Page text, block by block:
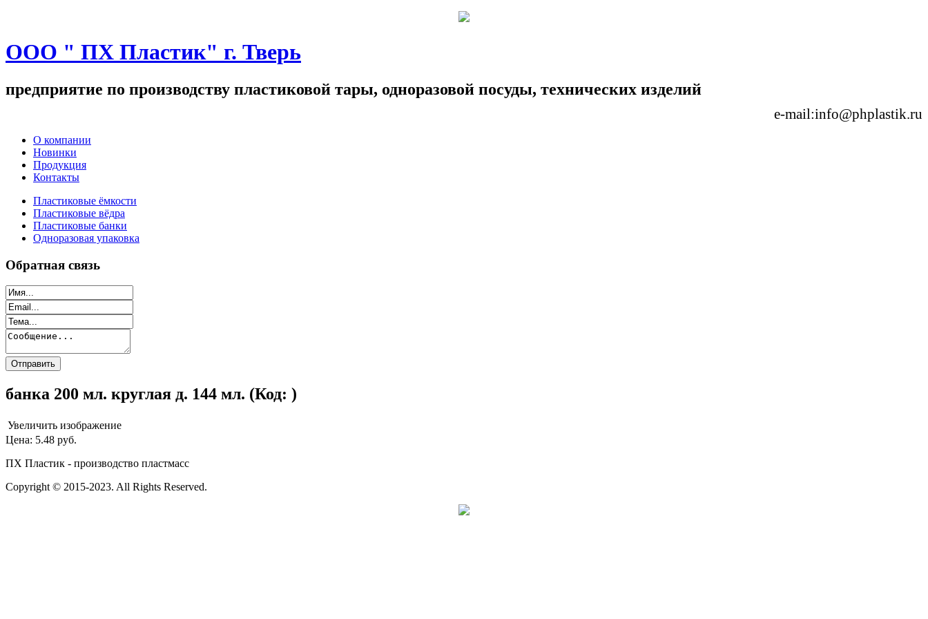
ООО " ПХ Пластик" г. Тверь
предприятие по производству пластиковой тары, одноразовой посуды, технических изделий
e-mail:info@phplastik.ru
О компании
Новинки
Продукция
Контакты
Пластиковые ёмкости
Пластиковые вёдра
Пластиковые банки
Одноразовая упаковка
Обратная связь
банка 200 мл. круглая д. 144 мл. (Код: )
Увеличить изображение
Цена: 5.48 руб.
ПХ Пластик - производство пластмасс
Copyright © 2015-2023. All Rights Reserved.